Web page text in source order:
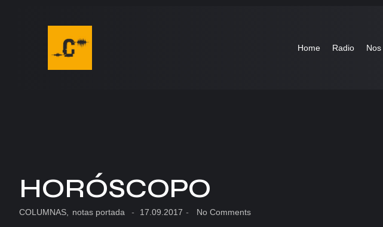
Home Radio
HORÓSCOPO
COLUMNAS notas portada - 17.09.2017 - No Comments